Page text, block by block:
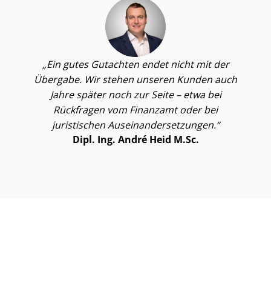
Ein gutes Gutachten endet nicht mit der
Übergabe. Wir stehen unseren Kunden auch
Jahre später noch zur Seite – etwa bei
Rückfragen vom Finanzamt oder bei
juristischen Aus­ein­an­der­set­zun­gen.
Dipl. Ing. André Heid M.Sc.